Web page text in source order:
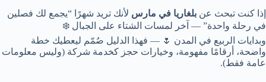
إذا كنت تبحث عن بلغاريا في مارس لأنك تريد شهرًا “يجمع لك فصلين
في رحلة واحدة” — آخر لمسات الشتاء على الجبال ❄️
وبدايات الربيع في المدن 🌷 — فهذا الدليل صُمّم ليعطيك خطة
واضحة، أرقامًا مفهومة، وخيارات حجز كخدمة شركة (وليس معلومات
عامة فقط).